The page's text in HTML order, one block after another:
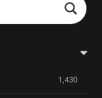
1,430